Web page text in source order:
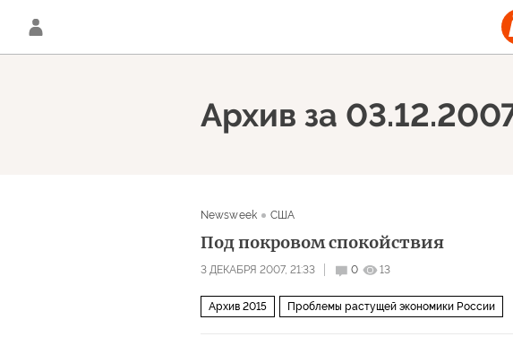
Архив за
Newsweek США
Под покровом спокойствия
3 ДЕКАБРЯ 2007, 21:33 0 13
Архив 2015 Проблемы растущей экономики России